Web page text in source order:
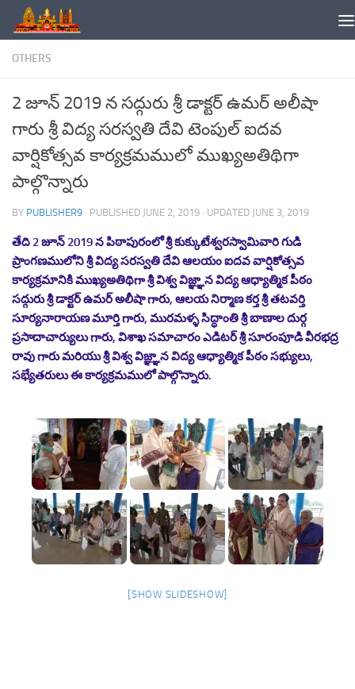
Skip to content
OTHERS
2 జూన్ 2019 న సద్గురు శ్రీ డాక్టర్ ఉమర్ అలీషా
గారు శ్రీ విద్య సరస్వతి దేవి టెంపుల్ ఐదవ
వార్షికోత్సవ కార్యక్రమములో ముఖ్యఅతిథిగా
పాల్గొన్నారు
BY PUBLISHER9 · PUBLISHED JUNE 2, 2019 · UPDATED JUNE 3, 2019
తేది 2 జూన్ 2019 న పిఠాపురంలో శ్రీ కుక్కుటేశ్వరస్వామివారి గుడి
ప్రాంగణములోని శ్రీ విద్య సరస్వతి దేవి ఆలయం ఐదవ వార్షికోత్సవ
కార్యక్రమానికి ముఖ్యఅతిథిగా శ్రీ విశ్వ విజ్ఞ్ఞాన విద్య ఆధ్యాత్మిక పీఠం
సద్గురు శ్రీ డాక్టర్ ఉమర్ అలీషా గారు, ఆలయ నిర్మాణ కర్త శ్రీ తటవర్తి
సూర్యనారాయణ మూర్తి గారు, మురమళ్ళ సిద్ధాంతి శ్రీ బాణాల దుర్గ
ప్రసాదాచార్యులు గారు, విశాఖ సమాచారం ఎడిటర్ శ్రీ సూరంపూడి వీరభద్ర
రావు గారు మరియు శ్రీ విశ్వ విజ్ఞ్ఞాన విద్య ఆధ్యాత్మిక పీఠం సభ్యులు,
సభ్యేతరులు ఈ కార్యక్రమములో పాల్గొన్నారు.
[SHOW SLIDESHOW]